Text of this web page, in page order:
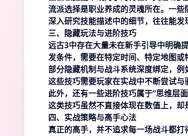
流派选择是职业养成的灵魂所在。一些
深入研究技能描述中的细节，往往能发
三、隐藏玩法与进阶技巧
远古3中存在大量未在新手引导中明确
发条件，需要在特定时间、特定地图或
部分隐藏机制与战斗系统深度绑定，例
这些技巧需要玩家在实战中不断尝试与
此外，还有一些进阶技巧属于“思维层
这类技巧虽然不直接体现在数值上，却
四、实战策略与高手心法
真正的高手，并不追求每一场战斗都